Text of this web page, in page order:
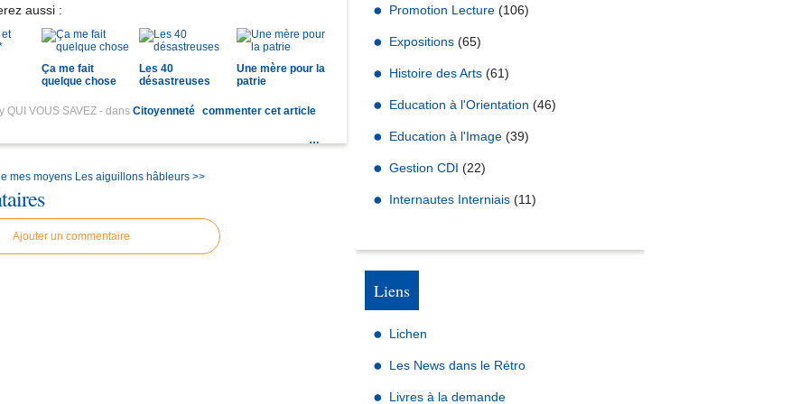
aussi :
Ça me fait
quelque chose
Les 40
désastreuses
Une mère pour la
patrie
QUI VOUS SAVEZ - dans Citoyenneté commenter cet article
…
mes moyens Les aiguillons hâbleurs >>
Ajouter un commentaire
Promotion Lecture (106)
Expositions (65)
Histoire des Arts (61)
Education à l'Orientation (46)
Education à l'Image (39)
Gestion CDI (22)
Internautes Interniais (11)
Liens
Lichen
Les News dans le Rétro
Livres à la demande